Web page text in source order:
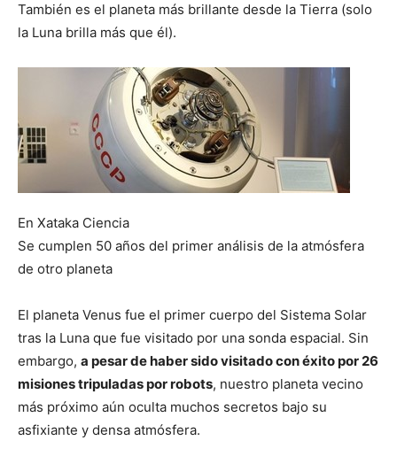
También es el planeta más brillante desde la Tierra (solo
la Luna brilla más que él).
En Xataka Ciencia
Se cumplen 50 años del primer análisis de la atmósfera
de otro planeta
El planeta Venus fue el primer cuerpo del Sistema Solar
tras la Luna que fue visitado por una sonda espacial. Sin
embargo, a pesar de haber sido visitado con éxito por 26
misiones tripuladas por robots, nuestro planeta vecino
más próximo aún oculta muchos secretos bajo su
asfixiante y densa atmósfera.